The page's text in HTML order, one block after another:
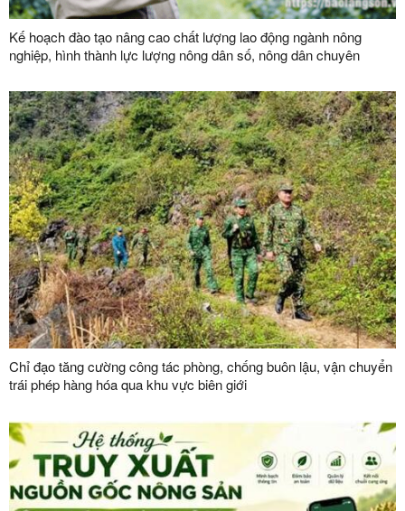
Kế hoạch đào tạo nâng cao chất lượng lao động ngành nông
nghiệp, hình thành lực lượng nông dân số, nông dân chuyên
năm 2026
Chỉ đạo tăng cường công tác phòng, chống buôn lậu, vận chuyển
trái phép hàng hóa qua khu vực biên giới